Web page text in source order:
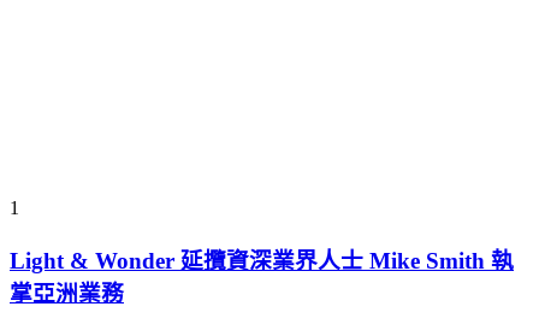
1
Light & Wonder 延攬資深業界人士 Mike Smith 執
掌亞洲業務